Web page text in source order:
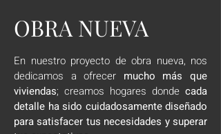
OBRA NUEVA
En nuestro proyecto de obra nueva, nos
dedicamos a ofrecer mucho más que
viviendas; creamos hogares donde cada
detalle ha sido cuidadosamente diseñado
para satisfacer tus necesidades y superar